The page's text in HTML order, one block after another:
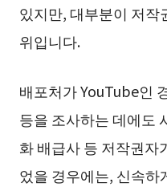
있지만, 대부분이 저작
위입니다.
배포처가 YouTube인
등을 조사하는 데에도
화 배급사 등 저작권자
었을 경우에는, 신속하